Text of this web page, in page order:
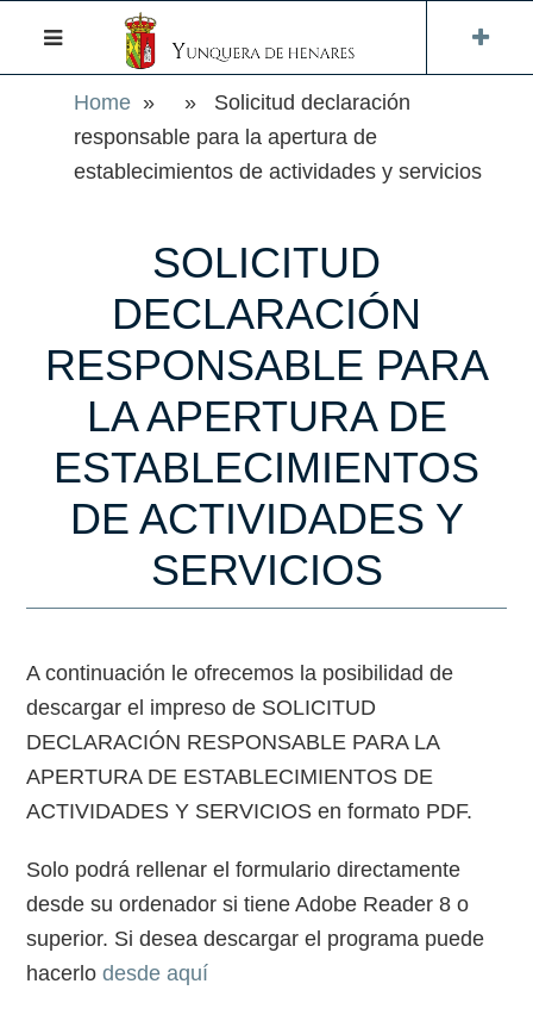
Home » » Solicitud declaración
responsable para la apertura de
establecimientos de actividades y servicios
SOLICITUD
DECLARACIÓN
RESPONSABLE PARA
LA APERTURA DE
ESTABLECIMIENTOS
DE ACTIVIDADES Y
SERVICIOS
A continuación le ofrecemos la posibilidad de
descargar el impreso de SOLICITUD
DECLARACIÓN RESPONSABLE PARA LA
APERTURA DE ESTABLECIMIENTOS DE
ACTIVIDADES Y SERVICIOS en formato PDF.
Solo podrá rellenar el formulario directamente
desde su ordenador si tiene Adobe Reader 8 o
superior. Si desea descargar el programa puede
hacerlodesde aquí